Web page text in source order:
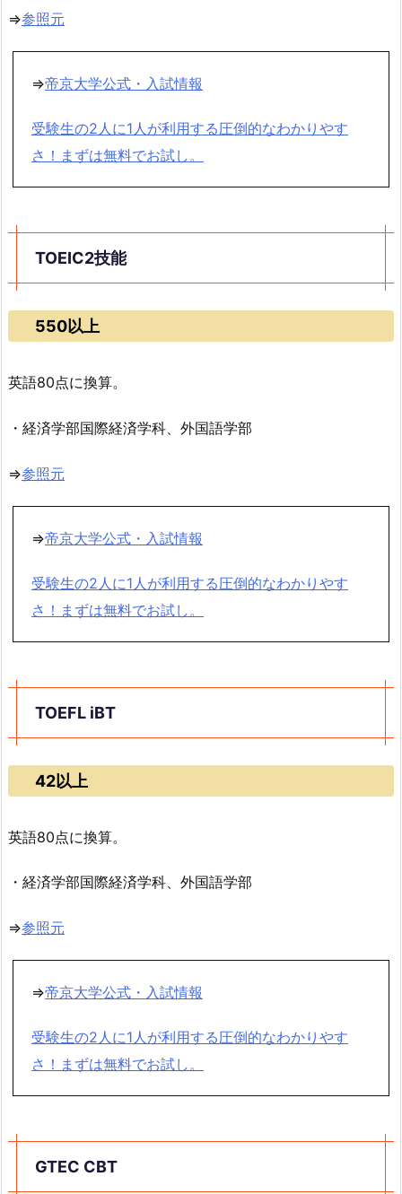
⇒参照元
⇒帝京大学公式・入試情報
受験生の2人に1人が利用する圧倒的なわかりやす
さ！まずは無料でお試し。
TOEIC2技能
550以上
英語80点に換算。
・経済学部国際経済学科、外国語学部
⇒参照元
⇒帝京大学公式・入試情報
受験生の2人に1人が利用する圧倒的なわかりやす
さ！まずは無料でお試し。
TOEFL iBT
42以上
英語80点に換算。
・経済学部国際経済学科、外国語学部
⇒参照元
⇒帝京大学公式・入試情報
受験生の2人に1人が利用する圧倒的なわかりやす
さ！まずは無料でお試し。
GTEC CBT